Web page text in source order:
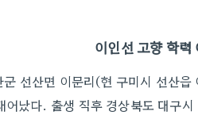
이인선 고향 학력
선산면 이문리(현 구미시 선산
어났다. 출생 직후 경상북도 대구